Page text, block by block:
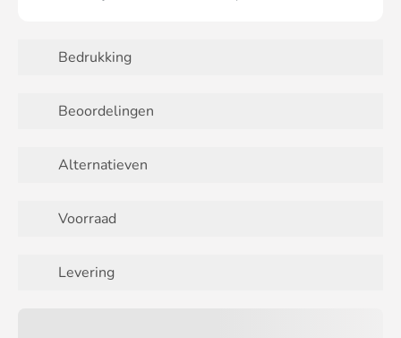
Bedrukking
Beoordelingen
Alternatieven
Voorraad
Levering